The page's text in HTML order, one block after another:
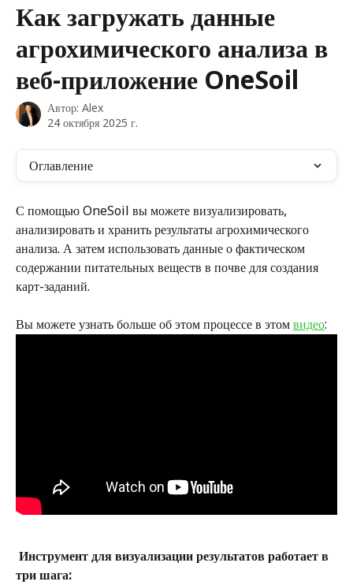
Как загружать данные
агрохимического анализа в
веб-приложение OneSoil
Автор: Alex
24 октября 2025 г.
Оглавление
С помощью OneSoil вы можете визуализировать,
анализировать и хранить результаты агрохимического
анализа. А затем использовать данные о фактическом
содержании питательных веществ в почве для создания
карт-заданий.
Вы можете узнать больше об этом процессе в этом видео:
Инструмент для визуализации результатов работает в
три шага: